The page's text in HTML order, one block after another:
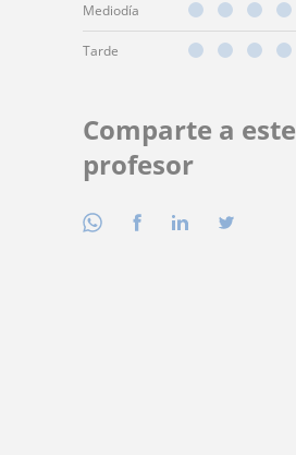
Mediodía
Tarde
Comparte a este
profesor